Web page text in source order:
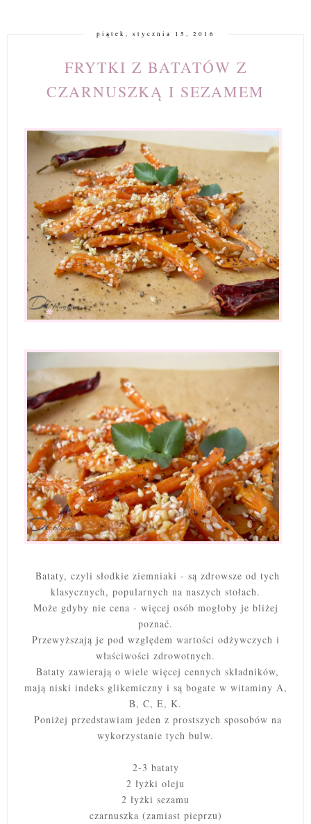
piątek, stycznia 15, 2016
FRYTKI Z BATATÓW Z
CZARNUSZKĄ I SEZAMEM
Bataty, czyli słodkie ziemniaki - są zdrowsze od tych
klasycznych, popularnych na naszych stołach.
Może gdyby nie cena - więcej osób mogłoby je bliżej
poznać.
Przewyższają je pod względem wartości odżywczych i
właściwości zdrowotnych.
Bataty zawierają o wiele więcej cennych składników,
mają niski indeks glikemiczny i są bogate w witaminy A,
B, C, E, K.
Poniżej przedstawiam jeden z prostszych sposobów na
wykorzystanie tych bulw.
2-3 bataty
2 łyżki oleju
2 łyżki sezamu
czarnuszka (zamiast pieprzu)